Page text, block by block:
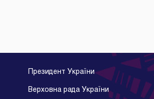
Президент України
Верховна рада України